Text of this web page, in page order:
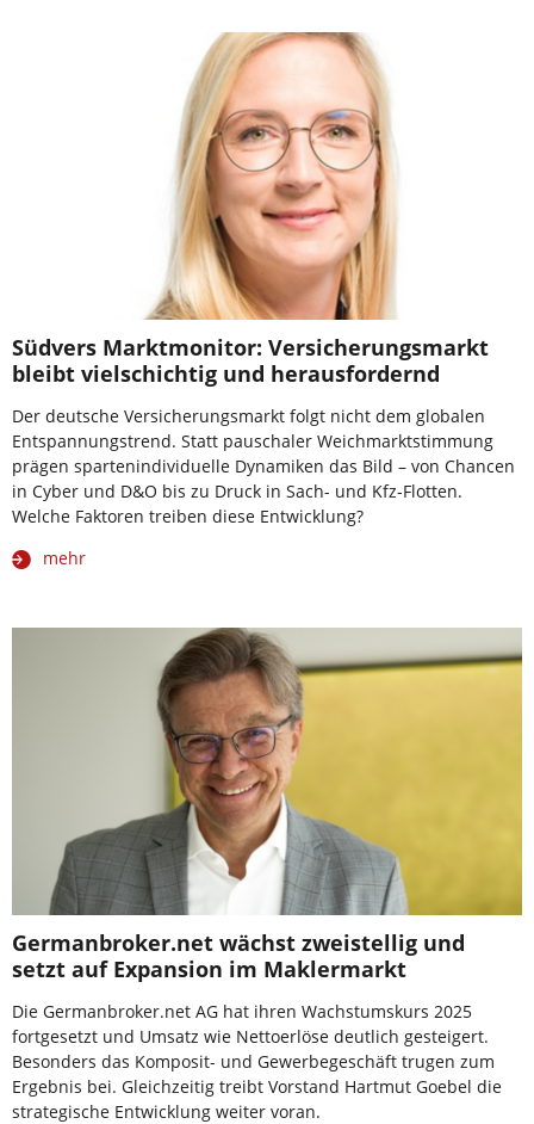
Südvers Marktmonitor: Versicherungsmarkt
bleibt vielschichtig und herausfordernd
Der deutsche Versicherungsmarkt folgt nicht dem globalen
Entspannungstrend. Statt pauschaler Weichmarktstimmung
prägen spartenindividuelle Dynamiken das Bild – von Chancen
in Cyber und D&O bis zu Druck in Sach- und Kfz-Flotten.
Welche Faktoren treiben diese Entwicklung?
mehr
Germanbroker.net wächst zweistellig und
setzt auf Expansion im Maklermarkt
Die Germanbroker.net AG hat ihren Wachstumskurs 2025
fortgesetzt und Umsatz wie Nettoerlöse deutlich gesteigert.
Besonders das Komposit- und Gewerbegeschäft trugen zum
Ergebnis bei. Gleichzeitig treibt Vorstand Hartmut Goebel die
strategische Entwicklung weiter voran.